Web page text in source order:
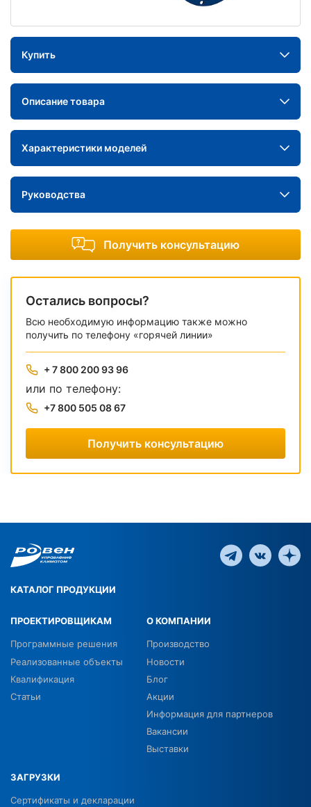
Купить
Описание товара
Характеристики моделей
Руководства
Получить консультацию
Остались вопросы?
Всю необходимую информацию также можно
получить по телефону «горячей линии»
+ 7 800 200 93 96
или по телефону:
+7 800 505 08 67
Получить консультацию
КАТАЛОГ ПРОДУКЦИИ
ПРОЕКТИРОВЩИКАМ
Программные решения
Реализованные объекты
Квалификация
Статьи
О КОМПАНИИ
Производство
Новости
Блог
Акции
Информация для партнеров
Вакансии
Выставки
ЗАГРУЗКИ
Сертификаты и декларации